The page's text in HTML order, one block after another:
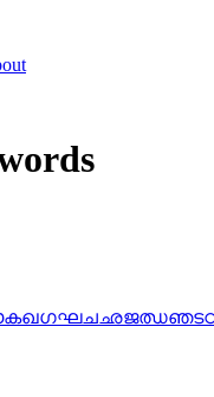
കഖഗഘചഛജഝഞട